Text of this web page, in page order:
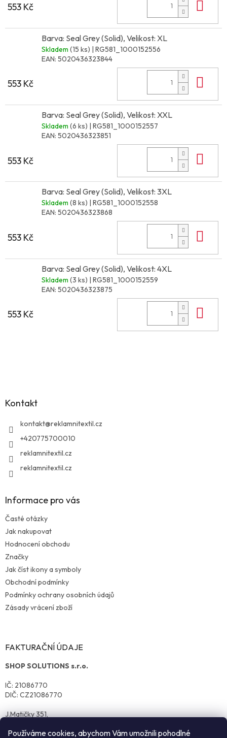
Používáme cookies, abychom Vám umožnili pohodlné
553 Kč
Barva: Seal Grey (Solid), Velikost: XL
Skladem (15 ks) | RG581_1000152556
EAN: 5020436323844
553 Kč
Barva: Seal Grey (Solid), Velikost: XXL
Skladem (6 ks) | RG581_1000152557
EAN: 5020436323851
553 Kč
Barva: Seal Grey (Solid), Velikost: 3XL
Skladem (8 ks) | RG581_1000152558
EAN: 5020436323868
553 Kč
Barva: Seal Grey (Solid), Velikost: 4XL
Skladem (3 ks) | RG581_1000152559
EAN: 5020436323875
553 Kč
Kontakt
kontakt@reklamnitextil.cz
+420775700010
reklamnitextil.cz
reklamnitextil.cz
Informace pro vás
Časté otázky
Jak nakupovat
Hodnocení obchodu
Značky
Jak číst ikony a symboly
Obchodní podmínky
Podmínky ochrany osobních údajů
Zásady vrácení zboží
FAKTURAČNÍ ÚDAJE
SHOP SOLUTIONS s.r.o.
IČ: 21086770
DIČ: CZ21086770
J.Matičky 351,